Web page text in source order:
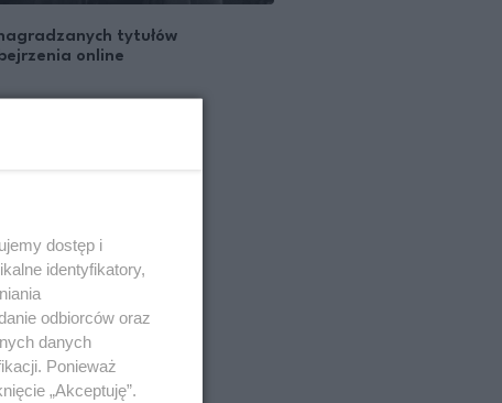
tytułów
online
dostęp i
identyfikatory,
odbiorców oraz
danych
Ponieważ
„Akceptuję”.